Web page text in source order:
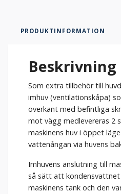
PRODUKTINFORMATION
Beskrivning
Som extra tillbehör till
imhuv (ventilationskåpa)
överkant med befintliga
mot vägg medlevereras 2
maskinens huv i öppet
vattenångan via huvens
Imhuvens anslutning till
så sätt att kondensvattnet
maskinens tank och den